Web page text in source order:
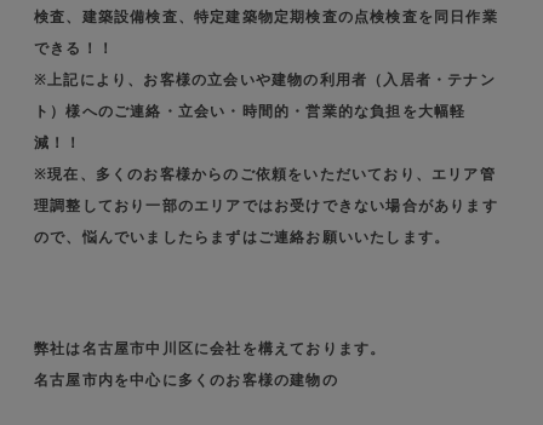
検査、建築設備検査、特定建築物定期検査の点検検査を同日作業
できる！！
※上記により、お客様の立会いや建物の利用者（入居者・テナン
ト）様へのご連絡・立会い・時間的・営業的な負担を大幅軽
減！！
※現在、多くのお客様からのご依頼をいただいており、エリア管
理調整しており一部のエリアではお受けできない場合があります
ので、悩んでいましたらまずはご連絡お願いいたします。
弊社は名古屋市中川区に会社を構えております。
名古屋市内を中心に多くのお客様の建物の